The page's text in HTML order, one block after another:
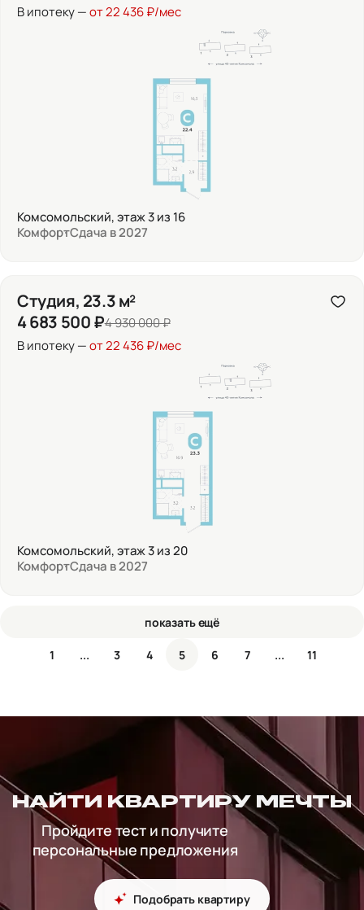
В ипотеку —от 22 436 ₽/мес
Комсомольский, этаж 3 из 16
КомфортСдача в 2027
Студия, 23.3 м²
4 683 500 ₽4 930 000 ₽
В ипотеку —от 22 436 ₽/мес
Комсомольский, этаж 3 из 20
КомфортСдача в 2027
показать ещё
1 ... 3 4 5 6 7 ... 11
НАЙТИ КВАРТИРУ МЕЧТЫ
Пройдите тест и получите
персональные предложения
Подобрать квартиру